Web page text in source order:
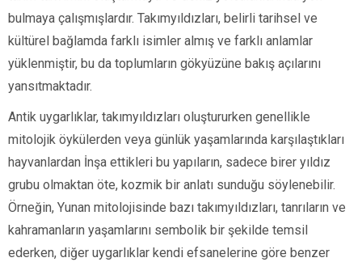
bulmaya çalışmışlardır. Takımyıldızları, belirli tarihsel ve
kültürel bağlamda farklı isimler almış ve farklı anlamlar
yüklenmiştir, bu da toplumların gökyüzüne bakış açılarını
yansıtmaktadır.
Antik uygarlıklar, takımyıldızları oluştururken genellikle
mitolojik öykülerden veya günlük yaşamlarında karşılaştıkları
hayvanlardan İnşa ettikleri bu yapıların, sadece birer yıldız
grubu olmaktan öte, kozmik bir anlatı sunduğu söylenebilir.
Örneğin, Yunan mitolojisinde bazı takımyıldızları, tanrıların ve
kahramanların yaşamlarını sembolik bir şekilde temsil
ederken, diğer uygarlıklar kendi efsanelerine göre benzer